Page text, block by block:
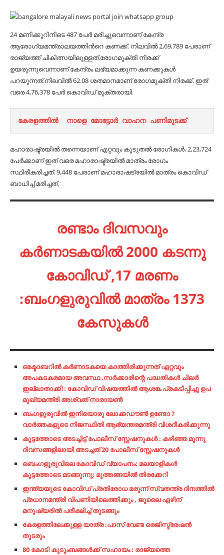
24 മണിക്കൂറിനിടെ 487 പേർ മരിച്ചുവെന്നാണ് കേന്ദ്ര
ആരോഗ്യമന്ത്രാലയത്തിന്‍റെ കണക്ക്. നിലവിൽ 2,69,789 പേരാണ്
രാജ്യത്ത് ചികിത്സയിലുള്ളത്.രോഗമുക്തി നിരക്ക്
ഉയരുന്നുവെന്നാണ് കേന്ദ്രം ലഭ്യമാക്കുന്ന കണക്കുകൾ
പറയുന്നത്.നിലവിൽ 62.08 ശതമാനമാണ് രോഗമുക്തി നിരക്ക്. ഇത്
വരെ 4,76,378 പേർ കൊവിഡ് മുക്തരായി.
കേരളത്തിൽ  നാളെ മോട്ടോര്‍ വാഹന പണിമുടക്ക്
മഹാരാഷ്ട്രയിൽ തന്നെയാണ് എറ്റവും കൂടുതൽ രോ​ഗികൾ. 2,23,724
പേ‌‌ർക്കാണ് ഇത് വരെ മഹാരാഷ്ട്രയിൽ മാത്രം രോ​ഗം
സ്ഥിരീകരിച്ചത്. 9,448 പേരാണ് മഹാരാഷട്രയിൽ മാത്രം കൊവിഡ്
ബാധിച്ച് മരിച്ചത്.
രണ്ടാം ദിവസവും
കർണാടകയിൽ 2000 കടന്നു
കോവിഡ് ,17 മരണം
:ബംഗളുരുവിൽ മാത്രം 1373
കേസുകൾ
ഒക്ടോബറിൽ കർണാടകയെ കാത്തിരിക്കുന്നത് ഏറ്റവും
അപകടകരമായ അവസ്ഥ ,സർക്കാരിന്റെ പദ്ധതികൾ ചിലർ
ഇല്ലാതാക്കി : കോവിഡ് വിഷയത്തിൽ ആശങ്ക പ്രകടിപ്പിച്ചു ഉപ
മുഖ്യമന്ത്രി അശ്വത് നാരായൺ
ബംഗളുരുവിൽ ഇനിയൊരു ലോക്കഡൗൺ ഉണ്ടോ ?
വാർത്തകളുടെ നിജസ്ഥിതി ആഭ്യന്തരമന്ത്രി വിശദീകരിക്കുന്നു
കൂട്ടത്തോടെ അടച്ചിട്ട് പോലീസ് സ്റ്റേഷനുകൾ : കഴിഞ്ഞ മൂന്നു
ദിവസങ്ങളിലായി അടച്ചത് 20 പോലീസ് സ്റ്റേഷനുകൾ
ബെംഗളൂരുവിലെ കോവിഡ് വ്യാപനം: മലയാളികൾ
കൂട്ടത്തോ‌ടെ മടങ്ങുന്നു; മുത്തങ്ങയിൽ തിരക്കേറി
ഇന്ത്യയുടെ കോവിഡ് പ്രതിരോധ മരുന്ന് സ്വതന്ത്ര ദിനത്തിൽ
പ്രധാനമന്ത്രി വിപണിയിലെത്തിക്കും , ജൂലൈ ഏഴിന്
മനുഷ്യരില്‍ പരീക്ഷിച്ച് തുടങ്ങും
കേരളത്തിലേക്കുള്ള യാത്ര :പാസ് വേണ്ട രെജിസ്ട്രേഷൻ
തുടരും
80 കോടി കുടുംബങ്ങള്‍ക്ക് സഹായം : രാജ്യത്തെ